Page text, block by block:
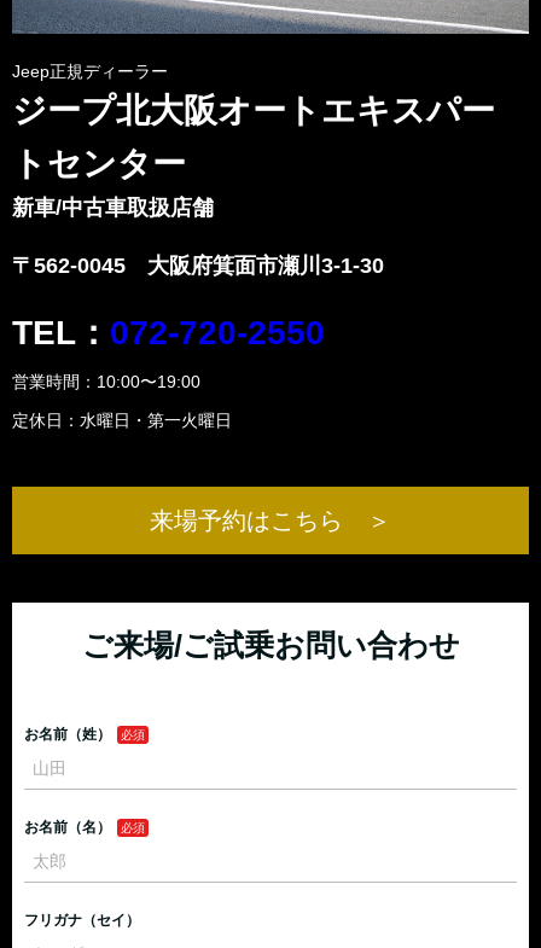
Jeep正規ディーラー
ジープ北大阪オートエキスパー
トセンター
新車/中古車取扱店舗
〒562-0045 大阪府箕面市瀬川3-1-30
TEL： 072-720-2550
営業時間：10:00〜19:00
定休日：水曜日・第一火曜日
来場予約はこちら ＞